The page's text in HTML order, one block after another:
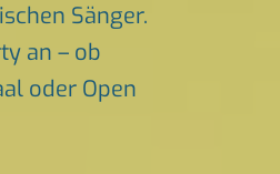
Sänger.
an – ob
oder Open